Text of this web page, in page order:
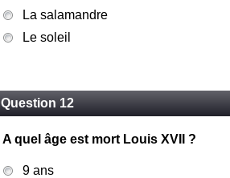
La salamandre
Le soleil
Question 12
A quel âge est mort Louis XVII ?
9 ans